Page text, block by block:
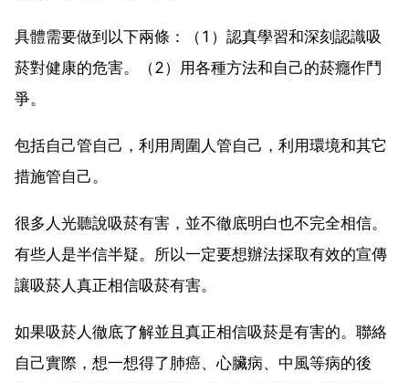
具體需要做到以下兩條：（1）認真學習和深刻認識吸
菸對健康的危害。（2）用各種方法和自己的菸癮作鬥
爭。
包括自己管自己，利用周圍人管自己，利用環境和其它
措施管自己。
很多人光聽說吸菸有害，並不徹底明白也不完全相信。
有些人是半信半疑。所以一定要想辦法採取有效的宣傳
讓吸菸人真正相信吸菸有害。
如果吸菸人徹底了解並且真正相信吸菸是有害的。聯絡
自己實際，想一想得了肺癌、心臟病、中風等病的後